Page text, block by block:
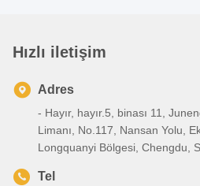
Hızlı iletişim
Adres
- Hayır, hayır.5, binası 11,
Limanı, No.117, Nansan Yolu,
Longquanyi Bölgesi, Chengdu,
Tel